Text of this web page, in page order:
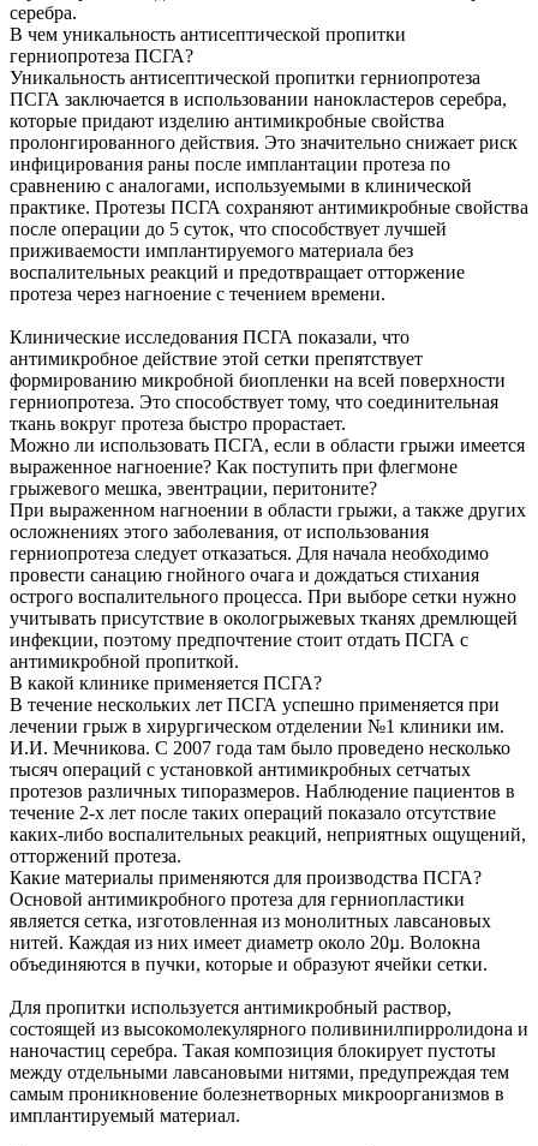
серебра.
В чем уникальность антисептической пропитки
герниопротеза ПСГА?
Уникальность антисептической пропитки герниопротеза
ПСГА заключается в использовании нанокластеров серебра,
которые придают изделию антимикробные свойства
пролонгированного действия. Это значительно снижает риск
инфицирования раны после имплантации протеза по
сравнению с аналогами, используемыми в клинической
практике. Протезы ПСГА сохраняют антимикробные свойства
после операции до 5 суток, что способствует лучшей
приживаемости имплантируемого материала без
воспалительных реакций и предотвращает отторжение
протеза через нагноение с течением времени.
Клинические исследования ПСГА показали, что
антимикробное действие этой сетки препятствует
формированию микробной биопленки на всей поверхности
герниопротеза. Это способствует тому, что соединительная
ткань вокруг протеза быстро прорастает.
Можно ли использовать ПСГА, если в области грыжи имеется
выраженное нагноение? Как поступить при флегмоне
грыжевого мешка, эвентрации, перитоните?
При выраженном нагноении в области грыжи, а также других
осложнениях этого заболевания, от использования
герниопротеза следует отказаться. Для начала необходимо
провести санацию гнойного очага и дождаться стихания
острого воспалительного процесса. При выборе сетки нужно
учитывать присутствие в окологрыжевых тканях дремлющей
инфекции, поэтому предпочтение стоит отдать ПСГА с
антимикробной пропиткой.
В какой клинике применяется ПСГА?
В течение нескольких лет ПСГА успешно применяется при
лечении грыж в хирургическом отделении №1 клиники им.
И.И. Мечникова. С 2007 года там было проведено несколько
тысяч операций с установкой антимикробных сетчатых
протезов различных типоразмеров. Наблюдение пациентов в
течение 2-х лет после таких операций показало отсутствие
каких-либо воспалительных реакций, неприятных ощущений,
отторжений протеза.
Какие материалы применяются для производства ПСГА?
Основой антимикробного протеза для герниопластики
является сетка, изготовленная из монолитных лавсановых
нитей. Каждая из них имеет диаметр около 20µ. Волокна
объединяются в пучки, которые и образуют ячейки сетки.
Для пропитки используется антимикробный раствор,
состоящей из высокомолекулярного поливинилпирролидона и
наночастиц серебра. Такая композиция блокирует пустоты
между отдельными лавсановыми нитями, предупреждая тем
самым проникновение болезнетворных микроорганизмов в
имплантируемый материал.